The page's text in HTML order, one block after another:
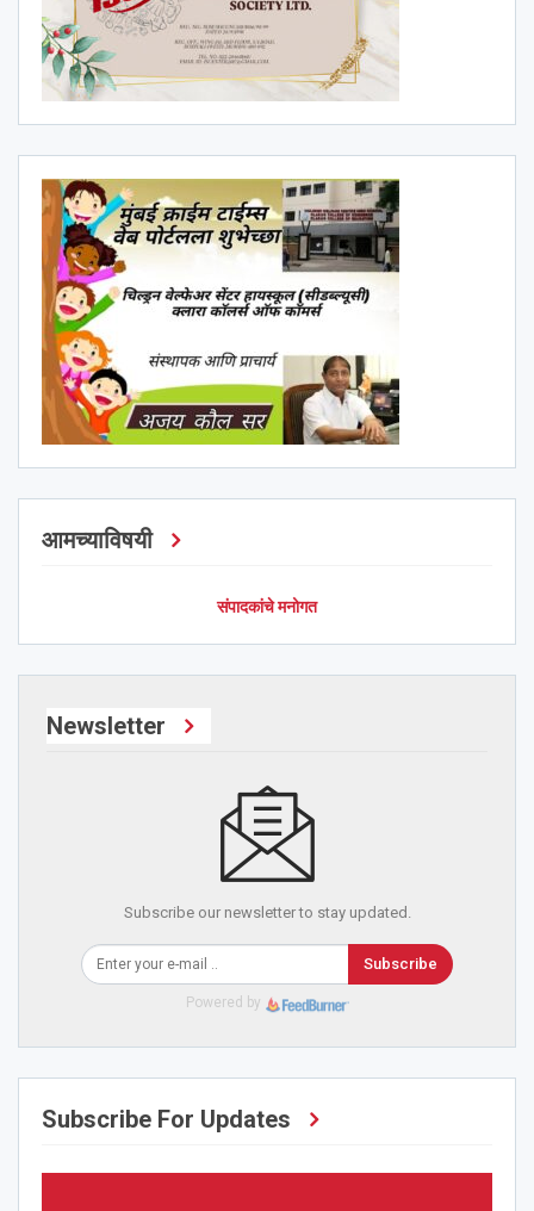
आमच्याविषयी
संपादकांचे मनोगत
Newsletter
Subscribe our newsletter to stay updated.
Subscribe
Powered by
Subscribe For Updates